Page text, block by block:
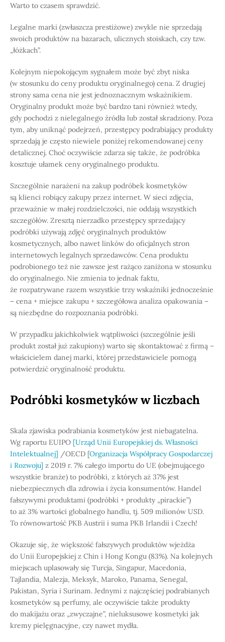
Warto to czasem sprawdzić.
Legalne marki (zwłaszcza prestiżowe) zwykle nie sprzedają
swoich produktów na bazarach, ulicznych stoiskach, czy tzw.
„łóżkach”.
Kolejnym niepokojącym sygnałem może być zbyt niska
(w stosunku do ceny produktu oryginalnego) cena. Z drugiej
strony sama cena nie jest jednoznacznym wskaźnikiem.
Oryginalny produkt może być bardzo tani również wtedy,
gdy pochodzi z nielegalnego źródła lub został skradziony. Poza
tym, aby uniknąć podejrzeń, przestępcy podrabiający produkty
sprzedają je często niewiele poniżej rekomendowanej ceny
detalicznej. Choć oczywiście zdarza się także, że podróbka
kosztuje ułamek ceny oryginalnego produktu.
Szczególnie narażeni na zakup podróbek kosmetyków
są klienci robiący zakupy przez internet. W sieci zdjęcia,
przeważnie w małej rozdzielczości, nie oddają wszystkich
szczegółów. Zresztą nierzadko przestępcy sprzedający
podróbki używają zdjęć oryginalnych produktów
kosmetycznych, albo nawet linków do oficjalnych stron
internetowych legalnych sprzedawców. Cena produktu
podrobionego też nie zawsze jest rażąco zaniżona w stosunku
do oryginalnego. Nie zmienia to jednak faktu,
że rozpatrywane razem wszystkie trzy wskaźniki jednocześnie
– cena + miejsce zakupu + szczegółowa analiza opakowania –
są niezbędne do rozpoznania podróbki.
W przypadku jakichkolwiek wątpliwości (szczególnie jeśli
produkt został już zakupiony) warto się skontaktować z firmą –
właścicielem danej marki, której przedstawiciele pomogą
potwierdzić oryginalność produktu.
Podróbki kosmetyków w liczbach
Skala zjawiska podrabiania kosmetyków jest niebagatelna.
Wg raportu EUIPO [Urząd Unii Europejskiej ds. Własności
Intelektualnej] /OECD [Organizacja Współpracy Gospodarczej
i Rozwoju] z 2019 r. 7% całego importu do UE (obejmującego
wszystkie branże) to podróbki, z których aż 37% jest
niebezpiecznych dla zdrowia i życia konsumentów. Handel
fałszywymi produktami (podróbki + produkty „pirackie”)
to aż 3% wartości globalnego handlu, tj. 509 milionów USD.
To równowartość PKB Austrii i suma PKB Irlandii i Czech!
Okazuje się, że większość fałszywych produktów wjeżdża
do Unii Europejskiej z Chin i Hong Kongu (83%). Na kolejnych
miejscach uplasowały się Turcja, Singapur, Macedonia,
Tajlandia, Malezja, Meksyk, Maroko, Panama, Senegal,
Pakistan, Syria i Surinam. Jednymi z najczęściej podrabianych
kosmetyków są perfumy, ale oczywiście także produkty
do makijażu oraz „zwyczajne”, nieluksusowe kosmetyki jak
kremy pielęgnacyjne, czy nawet mydła.